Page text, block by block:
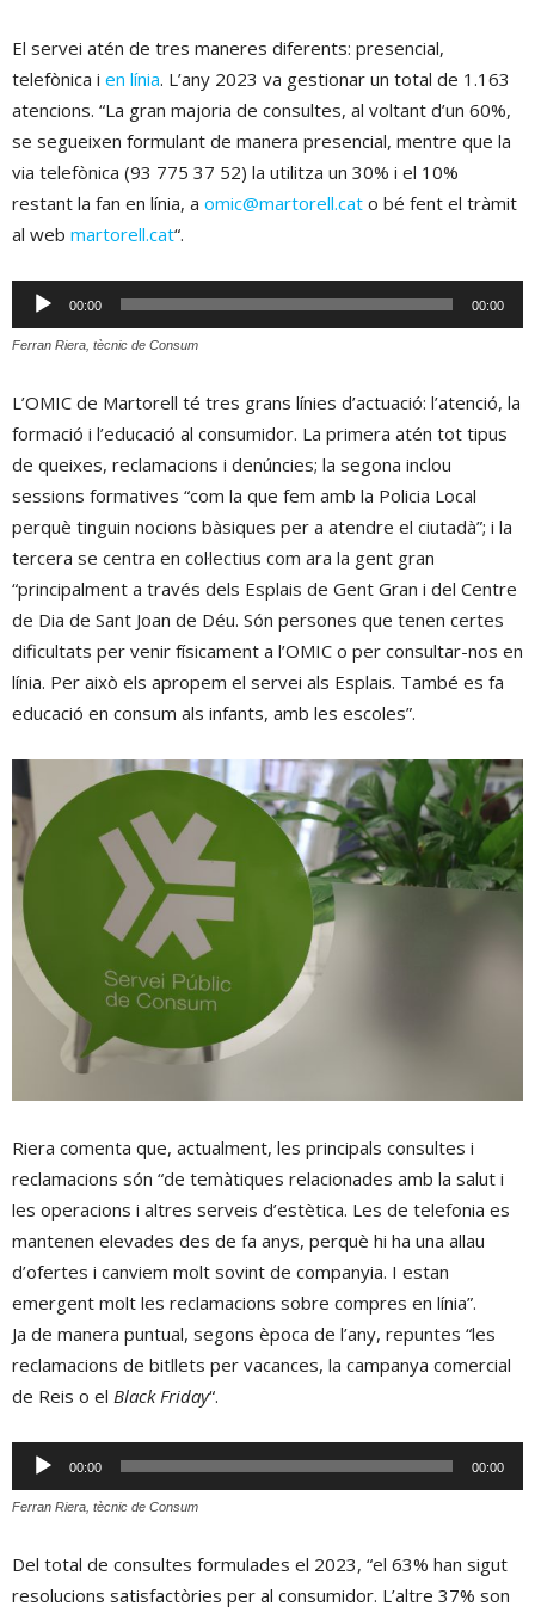
El servei atén de tres maneres diferents: presencial,
telefònica i en línia. L’any 2023 va gestionar un total de 1.163
atencions. “La gran majoria de consultes, al voltant d’un 60%,
se segueixen formulant de manera presencial, mentre que la
via telefònica (93 775 37 52) la utilitza un 30% i el 10%
restant la fan en línia, a omic@martorell.cat o bé fent el tràmit
al web martorell.cat“.
Reproductor
d'àudio
00:00 00:00
Ferran Riera, tècnic de Consum
L’OMIC de Martorell té tres grans línies d’actuació: l’atenció, la
formació i l’educació al consumidor. La primera atén tot tipus
de queixes, reclamacions i denúncies; la segona inclou
sessions formatives “com la que fem amb la Policia Local
perquè tinguin nocions bàsiques per a atendre el ciutadà”; i la
tercera se centra en col·lectius com ara la gent gran
“principalment a través dels Esplais de Gent Gran i del Centre
de Dia de Sant Joan de Déu. Són persones que tenen certes
dificultats per venir físicament a l’OMIC o per consultar-nos en
línia. Per això els apropem el servei als Esplais. També es fa
educació en consum als infants, amb les escoles”.
Riera comenta que, actualment, les principals consultes i
reclamacions són “de temàtiques relacionades amb la salut i
les operacions i altres serveis d’estètica. Les de telefonia es
mantenen elevades des de fa anys, perquè hi ha una allau
d’ofertes i canviem molt sovint de companyia. I estan
emergent molt les reclamacions sobre compres en línia”.
Ja de manera puntual, segons època de l’any, repuntes “les
reclamacions de bitllets per vacances, la campanya comercial
de Reis o el Black Friday“.
Reproductor
d'àudio
00:00 00:00
Ferran Riera, tècnic de Consum
Del total de consultes formulades el 2023, “el 63% han sigut
resolucions satisfactòries per al consumidor. L’altre 37% son